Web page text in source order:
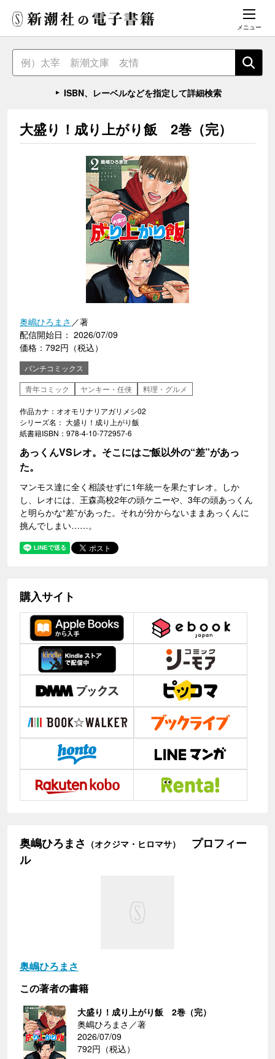
メニュー
ISBN、レーベルなどを指定して詳細検索
大盛り！成り上がり飯 2巻（完）
奥嶋ひろまさ ／著
配信開始日： 2026/07/09
価格：792円（税込）
バンチコミックス
青年コミック
ヤンキー・任侠 料理・グルメ
作品カナ：オオモリナリアガリメシ02
シリーズ名： 大盛り！成り上がり飯
紙書籍ISBN：978-4-10-772957-6
あっくんVSレオ。そこにはご飯以外の“差”があっ
た。
マンモス達に全く相談せずに1年統一を果たすレオ。しか
し、レオには、王森高校2年の頭ケニーや、3年の頭あっくん
と明らかな“差”があった。それが分からないままあっくんに
挑んでしまい……。
購入サイト
奥嶋ひろまさ （オクジマ・ヒロマサ）
プロフィー
ル
奥嶋ひろまさ
この著者の書籍
大盛り！成り上がり飯 2巻（完）
奥嶋ひろまさ／著
2026/07/09
792円（税込）